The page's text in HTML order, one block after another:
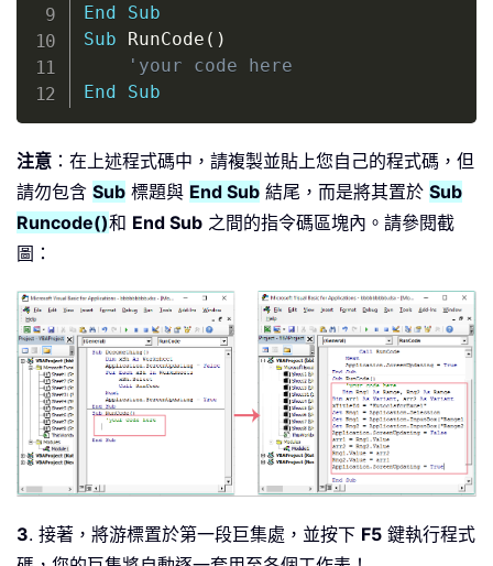
End
Sub
Sub RunCode ( )
'your code here
End
Sub
注意 ：在上述程式碼中，請複製並貼上您自己的程式碼，但
請勿包含 Sub 標題與 End Sub 結尾，而是將其置於 Sub
Runcode()和 End Sub 之間的指令碼區塊內。請參閱截
圖：
3. 接著，將游標置於第一段巨集處，並按下 F5 鍵執行程式